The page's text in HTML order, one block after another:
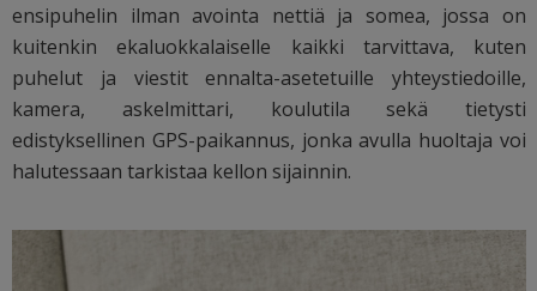
ensipuhelin ilman avointa nettiä ja somea, jossa on
kuitenkin ekaluokkalaiselle kaikki tarvittava, kuten
puhelut ja viestit ennalta-asetetuille yhteystiedoille,
kamera, askelmittari, koulutila sekä tietysti
edistyksellinen GPS-paikannus, jonka avulla huoltaja voi
halutessaan tarkistaa kellon sijainnin.